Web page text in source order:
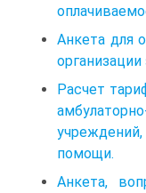
Анкета для
Расчет
помощи.
Анкета,